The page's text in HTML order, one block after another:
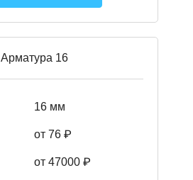
Арматура 16
16 мм
от 76 ₽
от 47000 ₽